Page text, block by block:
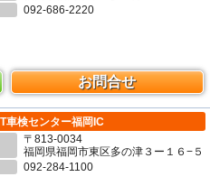
092-686-2220
お問合せ
車検センター福岡IC
〒813-0034
福岡県福岡市東区多の津３ー１６−５
092-284-1100